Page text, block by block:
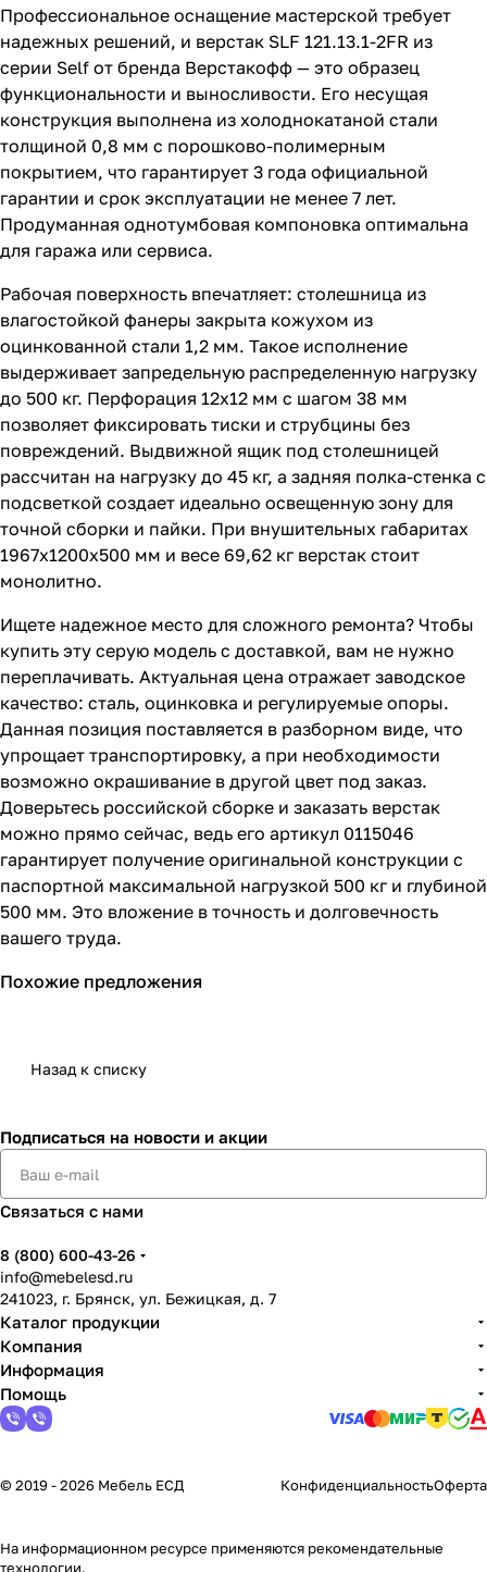
Профессиональное оснащение мастерской требует
надежных решений, и верстак SLF 121.13.1-2FR из
серии Self от бренда Верстакофф — это образец
функциональности и выносливости. Его несущая
конструкция выполнена из холоднокатаной стали
толщиной 0,8 мм с порошково-полимерным
покрытием, что гарантирует 3 года официальной
гарантии и срок эксплуатации не менее 7 лет.
Продуманная однотумбовая компоновка оптимальна
для гаража или сервиса.
Рабочая поверхность впечатляет: столешница из
влагостойкой фанеры закрыта кожухом из
оцинкованной стали 1,2 мм. Такое исполнение
выдерживает запредельную распределенную нагрузку
до 500 кг. Перфорация 12х12 мм с шагом 38 мм
позволяет фиксировать тиски и струбцины без
повреждений. Выдвижной ящик под столешницей
рассчитан на нагрузку до 45 кг, а задняя полка-стенка с
подсветкой создает идеально освещенную зону для
точной сборки и пайки. При внушительных габаритах
1967x1200x500 мм и весе 69,62 кг верстак стоит
монолитно.
Ищете надежное место для сложного ремонта? Чтобы
купить эту серую модель с доставкой, вам не нужно
переплачивать. Актуальная цена отражает заводское
качество: сталь, оцинковка и регулируемые опоры.
Данная позиция поставляется в разборном виде, что
упрощает транспортировку, а при необходимости
возможно окрашивание в другой цвет под заказ.
Доверьтесь российской сборке и заказать верстак
можно прямо сейчас, ведь его артикул 0115046
гарантирует получение оригинальной конструкции с
паспортной максимальной нагрузкой 500 кг и глубиной
500 мм. Это вложение в точность и долговечность
вашего труда.
Похожие предложения
Назад к списку
Подписаться на новости и акции
Связаться с нами
8 (800) 600-43-26
info@mebelesd.ru
241023, г. Брянск, ул. Бежицкая, д. 7
Каталог продукции
Компания
Информация
Помощь
© 2019 - 2026 Мебель ЕСД КонфиденциальностьОферта
На информационном ресурсе применяются рекомендательные
технологии.